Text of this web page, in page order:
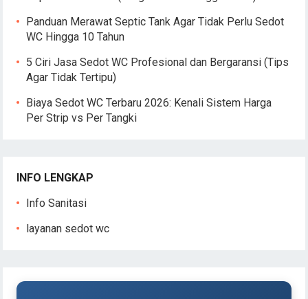
Panduan Merawat Septic Tank Agar Tidak Perlu Sedot
WC Hingga 10 Tahun
5 Ciri Jasa Sedot WC Profesional dan Bergaransi (Tips
Agar Tidak Tertipu)
Biaya Sedot WC Terbaru 2026: Kenali Sistem Harga
Per Strip vs Per Tangki
INFO LENGKAP
Info Sanitasi
layanan sedot wc